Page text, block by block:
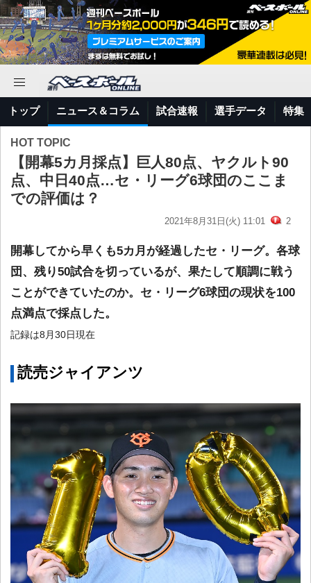
トップ ニュース＆コラム 試合速報 選手データ 特集
HOT TOPIC
【開幕5カ月採点】巨人80点、ヤクルト90
点、中日40点…セ・リーグ6球団のここま
での評価は？
2021年8月31日(火) 11:01 2
開幕してから早くも5カ月が経過したセ・リーグ。各球
団、残り50試合を切っているが、果たして順調に戦う
ことができていたのか。セ・リーグ6球団の現状を100
点満点で採点した。
記録は8月30日現在
読売ジャイアンツ